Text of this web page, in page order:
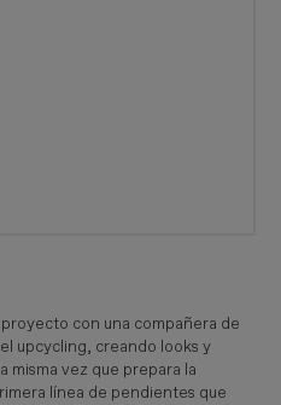
con una compañera de
upcycling, creando looks y
misma vez que prepara la
línea de pendientes que